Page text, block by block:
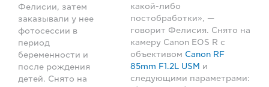
Фелисии, затем
заказывали у нее
фотосессии в
период
беременности и
после рождения
детей. Снято на
какой-либо
постобработки», —
говорит Фелисия. Снято на
камеру Canon EOS R с
объективом Canon RF
85mm F1.2L USM и
следующими параметрами: